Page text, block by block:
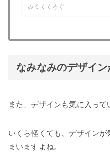
手放
みくくくろぐ
なみなみのデザイ
また、デザインも気に入って
いくら軽くても、デザイン
まいますよね。